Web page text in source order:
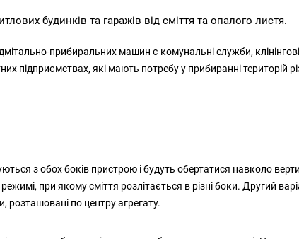
будинків та гаражів від сміття та опалого листя.
прибиральних машин є комунальні служби,
підприємствах, які мають потребу у прибиранні територій
з обох боків пристрою і будуть обертатися навколо
при якому сміття розлітається в різні боки. Другий
розташовані по центру агрегату.